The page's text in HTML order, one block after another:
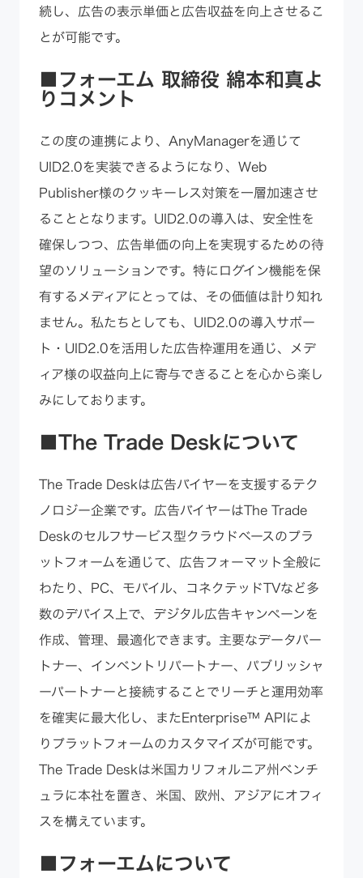
続し、広告の表示単価と広告収益を向上させるこ
とが可能です。
■フォーエム 取締役 綿本和真よ
りコメント
この度の連携により、AnyManagerを通じて
UID2.0を実装できるようになり、Web
Publisher様のクッキーレス対策を一層加速させ
ることとなります。UID2.0の導入は、安全性を
確保しつつ、広告単価の向上を実現するための待
望のソリューションです。特にログイン機能を保
有するメディアにとっては、その価値は計り知れ
ません。私たちとしても、UID2.0の導入サポー
ト・UID2.0を活用した広告枠運用を通じ、メデ
ィア様の収益向上に寄与できることを心から楽し
みにしております。
■The Trade Deskについて
The Trade Deskは広告バイヤーを支援するテク
ノロジー企業です。広告バイヤーはThe Trade
Deskのセルフサービス型クラウドベースのプラ
ットフォームを通じて、広告フォーマット全般に
わたり、PC、モバイル、コネクテッドTVなど多
数のデバイス上で、デジタル広告キャンペーンを
作成、管理、最適化できます。主要なデータパー
トナー、インベントリパートナー、パブリッシャ
ーパートナーと接続することでリーチと運用効率
を確実に最大化し、またEnterprise™ APIによ
りプラットフォームのカスタマイズが可能です。
The Trade Deskは米国カリフォルニア州ベンチ
ュラに本社を置き、米国、欧州、アジアにオフィ
スを構えています。
■フォーエムについて